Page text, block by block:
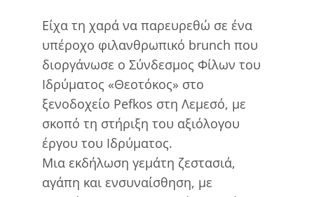
Είχα τη χαρά να παρευρεθώ σε ένα
υπέροχο φιλανθρωπικό brunch που
διοργάνωσε ο Σύνδεσμος Φίλων του
Ιδρύματος «Θεοτόκος» στο
ξενοδοχείο Pefkos στη Λεμεσό, με
σκοπό τη στήριξη του αξιόλογου
έργου του Ιδρύματος.
Μια εκδήλωση γεμάτη ζεστασιά,
αγάπη και ενσυναίσθηση, με